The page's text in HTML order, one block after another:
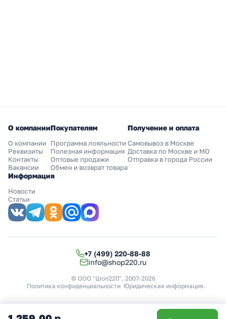
О компании
О компании
Реквизиты
Контакты
Вакансии
Покупателям
Программа лояльности
Полезная информация
Оптовые продажи
Обмен и возврат товара
Получение и оплата
Самовывоз в Москве
Доставка по Москве и МО
Отправка в города России
Информация
Новости
Статьи
+7 (499) 220-88-88
info@shop220.ru
© ООО "Шоп220", 2007-2026
Политика конфиденциальности Юридическая информация.